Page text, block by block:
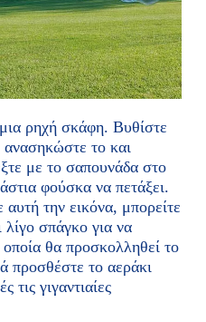
ρηχή σκάφη. Βυθίστε
το και
με το σαπουνάδα στο
φούσκα να πετάξει.
την εικόνα, μπορείτε
σπάγκο για να
οποία θα προσκολληθεί το
προσθέστε το αεράκι
τις γιγαντιαίες